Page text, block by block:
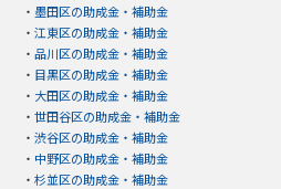
・ 墨田区の助成金・補助金
・ 江東区の助成金・補助金
・ 品川区の助成金・補助金
・ 目黒区の助成金・補助金
・ 大田区の助成金・補助金
・ 世田谷区の助成金・補助金
・ 渋谷区の助成金・補助金
・ 中野区の助成金・補助金
・ 杉並区の助成金・補助金